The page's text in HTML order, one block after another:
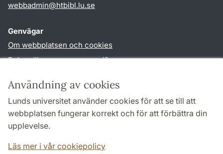
Användning av cookies
Lunds universitet använder cookies för att se till att
webbplatsen fungerar korrekt och för att förbättra din
upplevelse.
Läs mer i vår cookiepolicy
webbadmin@htbibl.lu.se
Genvägar
Om webbplatsen och cookies
Behandling av personuppgifter
TYPO3-login
Följ oss i sociala medier